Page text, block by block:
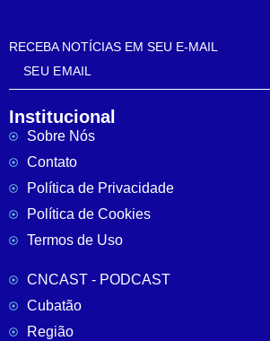
RECEBA NOTÍCIAS EM SEU E-MAIL
Institucional
Sobre Nós
Contato
Política de Privacidade
Política de Cookies
Termos de Uso
CNCAST - PODCAST
Cubatão
Região